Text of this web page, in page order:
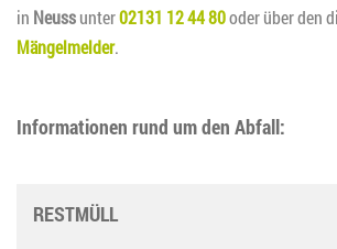
in Neussunter02131 12 44 80oder über den
Mängelmelder.
Informationen rund um den Abfall:
RESTMÜLL